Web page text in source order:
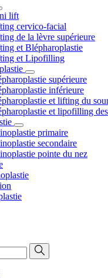
lift
cervico-facial
de la lèvre supérieure
et Blépharoplastie
et Lipofilling
supérieure
inférieure
et lifting du
et lipofilling
primaire
secondaire
pointe du nez